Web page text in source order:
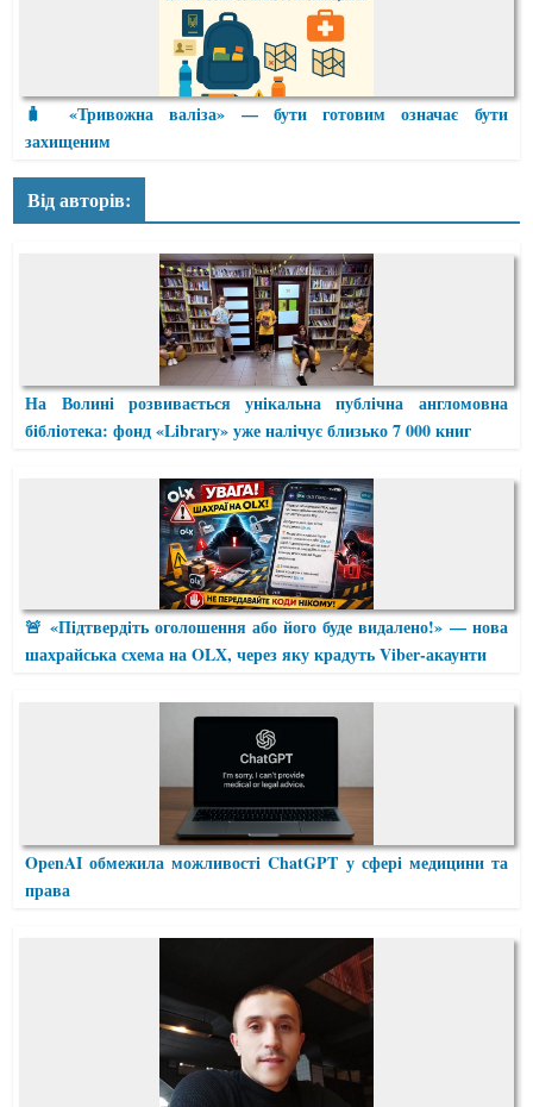
🧳 «Тривожна валіза» — бути готовим означає бути
захищеним
Від авторів:
На Волині розвивається унікальна публічна англомовна
бібліотека: фонд «Library» уже налічує близько 7 000 книг
🚨 «Підтвердіть оголошення або його буде видалено!» — нова
шахрайська схема на OLX, через яку крадуть Viber-акаунти
OpenAI обмежила можливості ChatGPT у сфері медицини та
права